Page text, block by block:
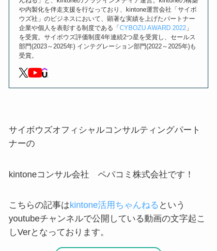
や内製化を伴走支援を行なっており、kintone運営会社「サイボ
ウズ社」のビジネスにおいて、顕著な実績を上げたパートナー
企業や個人を表彰する制度である「 CYBOZU AWARD 2022」
を受賞。サイボウズ評価制度4年連続2つ星を受賞し、セールス
部門(2023～2025年) インテグレーション部門(2022～2025年)も
受賞。
サイボウズオフィシャルコンサルティングパート
ナーの
kintoneコンサル会社 ペパコミ株式会社です！
こちらの記事はkintone活用ちゃんねる という
youtubeチャンネルで公開している動画の文字起こ
しVerとなっております。